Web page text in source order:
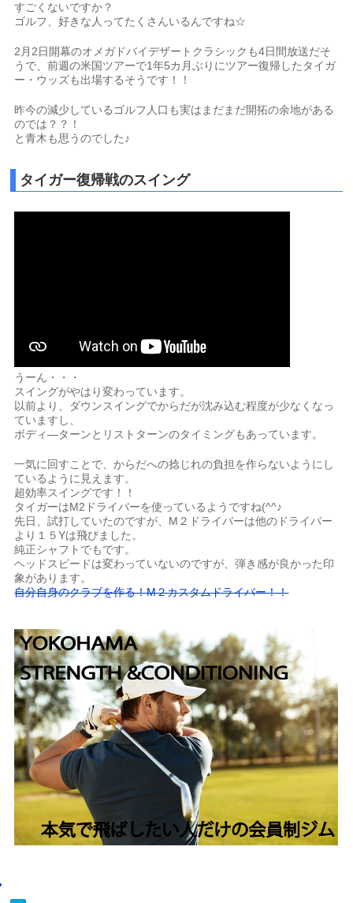
すごくないですか？
ゴルフ、好きな人ってたくさんいるんですね☆
2月2日開幕のオメガドバイデザートクラシックも4日間放送だそ
うで、前週の米国ツアーで1年5カ月ぶりにツアー復帰したタイガ
ー・ウッズも出場するそうです！！
昨今の減少しているゴルフ人口も実はまだまだ開拓の余地がある
のでは？？！
と青木も思うのでした♪
タイガー復帰戦のスイング
うーん・・・
スイングがやはり変わっています。
以前より、ダウンスイングでからだが沈み込む程度が少なくなっ
ていますし、
ボディ―ターンとリストターンのタイミングもあっています。
一気に回すことで、からだへの捻じれの負担を作らないようにし
ているように見えます。
超効率スイングです！！
タイガーはM2ドライバーを使っているようですね(^^♪
先日、試打していたのですが、M２ドライバーは他のドライバー
より１５Yは飛びました。
純正シャフトでもです。
ヘッドスピードは変わっていないのですが、弾き感が良かった印
象があります。
自分自身のクラブを作る！M２カスタムドライバー！！